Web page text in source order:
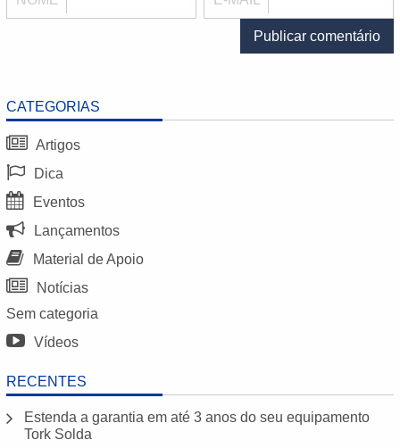
CATEGORIAS
Artigos
Dica
Eventos
Lançamentos
Material de Apoio
Notícias
Sem categoria
Vídeos
RECENTES
Estenda a garantia em até 3 anos do seu equipamento
Tork Solda